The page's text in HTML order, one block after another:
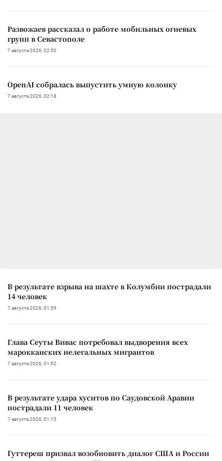
Развожаев рассказал о работе мобильных огневых
групп в Севастополе
7 августа 2026, 02:50
OpenAI собралась выпустить умную колонку
7 августа 2026, 02:18
В результате взрыва на шахте в Колумбии пострадали
14 человек
7 августа 2026, 01:59
Глава Сеуты Вивас потребовал выдворения всех
марокканских нелегальных мигрантов
7 августа 2026, 01:52
В результате удара хуситов по Саудовской Аравии
пострадали 11 человек
7 августа 2026, 01:15
Гуттереш призвал возобновить диалог США и России